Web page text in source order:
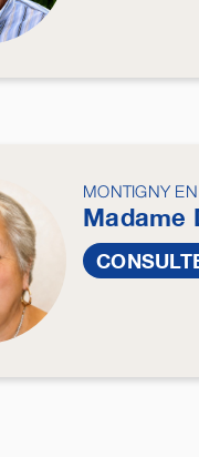
MONTIGNY
Madame